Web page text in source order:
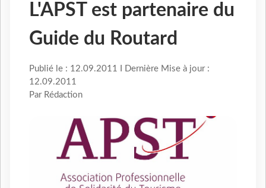
L'APST est partenaire du
Guide du Routard
Publié le : 12.09.2011 I Dernière Mise à jour :
12.09.2011
Par Rédaction